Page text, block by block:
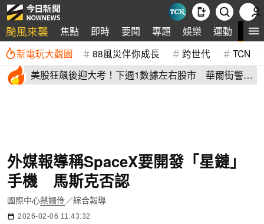
颱風來襲 焦點 即時 要聞 專題 娛樂 運動 全
新電玩大觀園 88風災伴你成長 跨世代 TCN
美股狂飆後迎大考！下週1數據左右股市 華爾街警
外媒報導稱SpaceX要開發「星鏈」
手機 馬斯克否認
國際中心蔡姍伶／綜合報導
2026-02-06 11:43:32